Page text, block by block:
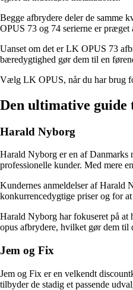
Begge afbrydere deler de samme
OPUS 73 og 74 serierne er
Uanset om det er LK OPUS 73
bæredygtighed gør dem til en
Vælg LK OPUS, når du har brug
Den ultimative
Harald Nyborg
Harald Nyborg er en af Danmarks
professionelle kunder. Med mere
Kundernes anmeldelser af Harald
konkurrencedygtige priser og for
Harald Nyborg har fokuseret på at
opus afbrydere, hvilket gør dem til
Jem og Fix
Jem og Fix er en velkendt
tilbyder de stadig et passende